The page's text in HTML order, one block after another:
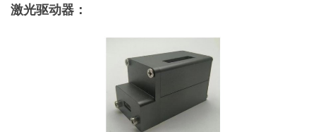
激光驱动器：